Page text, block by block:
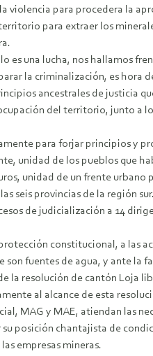
violencia para procedera la
para extraer los
es una lucha, nos hallamos
la criminalización, es hora
ancestrales de justicia
del territorio, junto a
para forjar principios y
unidad de los pueblos que
unidad de un frente urbano
seis provincias de la región
de judicialización a 14
constitucional, a las
son fuentes de agua, y ante la
la resolución de cantón Loja
al alcance de esta
MAG y MAE, atiendan las
posición chantajista de
empresas mineras.